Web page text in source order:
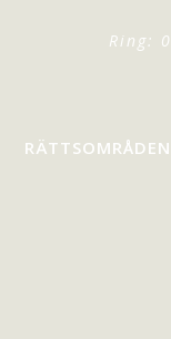
Ring:
RÄTTSOMRÅDEN